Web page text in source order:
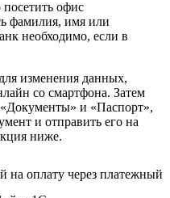
офис
фамилия, имя или
необходимо, если в
изменения данных,
со смартфона. Затем
и «Паспорт»,
и отправить его на
ниже.
на оплату через платежный